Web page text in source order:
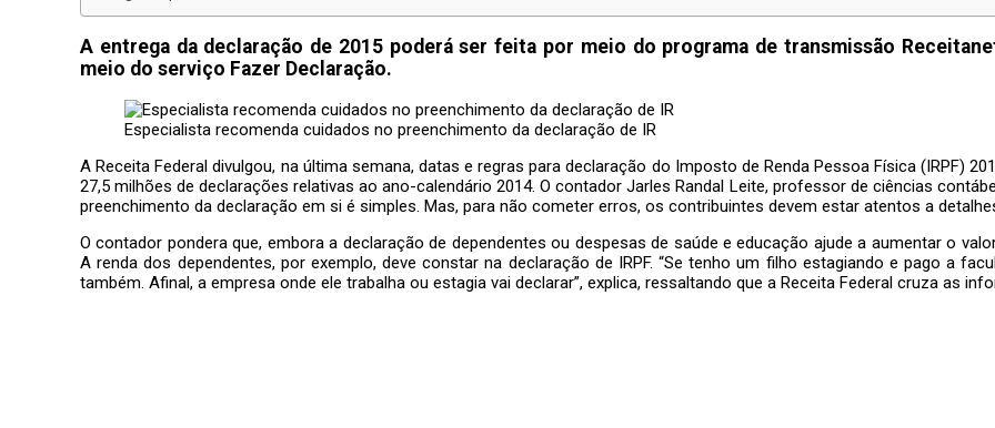
A entrega da declaração de 2015 poderá ser feita por meio do programa de transmissão
meio do serviço Fazer Declaração.
Especialista recomenda cuidados no preenchimento da declaração de IR
A Receita Federal divulgou, na última semana, datas e regras para declaração do Imposto de Renda Pessoa Física (IRPF)
27,5 milhões de declarações relativas ao ano-calendário 2014. O contador Jarles Randal Leite, professor de ciências
preenchimento da declaração em si é simples. Mas, para não cometer erros, os contribuintes devem estar atentos a
O contador pondera que, embora a declaração de dependentes ou despesas de saúde e educação ajude a aumentar o
A renda dos dependentes, por exemplo, deve constar na declaração de IRPF. “Se tenho um filho estagiando e pago a
também. Afinal, a empresa onde ele trabalha ou estagia vai declarar”, explica, ressaltando que a Receita Federal cruza as